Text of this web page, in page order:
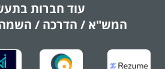
עוד חברות
המש"א / הדרכה / השמה